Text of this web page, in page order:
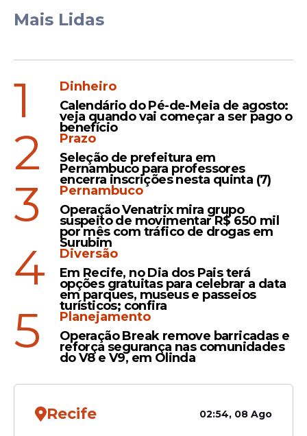
Mais Lidas
1
Dinheiro
Calendário do Pé-de-Meia de agosto:
veja quando vai começar a ser pago o
benefício
2
Prazo
Seleção de prefeitura em
Pernambuco para professores
encerra inscrições nesta quinta (7)
3
Pernambuco
Operação Venatrix mira grupo
suspeito de movimentar R$ 650 mil
por mês com tráfico de drogas em
Surubim
4
Diversão
Em Recife, no Dia dos Pais terá
opções gratuitas para celebrar a data
em parques, museus e passeios
turísticos; confira
5
Planejamento
Operação Break remove barricadas e
reforça segurança nas comunidades
do V8 e V9, em Olinda
Recife 02:54, 08 Ago